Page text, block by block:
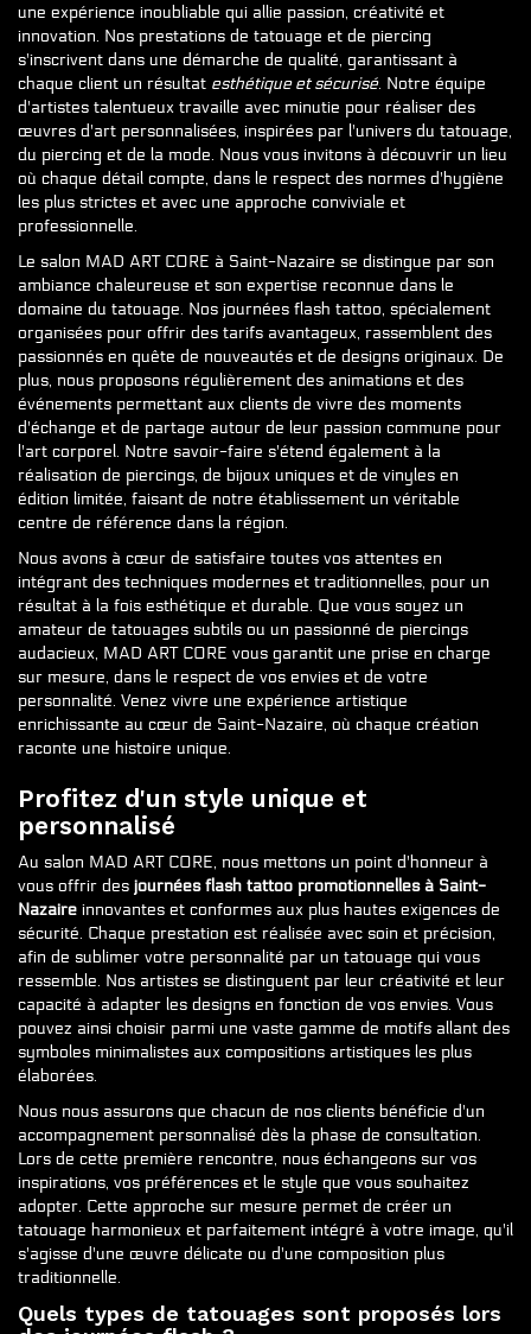
une expérience inoubliable qui allie passion, créativité et
innovation. Nos prestations de tatouage et de piercing
s'inscrivent dans une démarche de qualité, garantissant à
chaque client un résultat esthétique et sécurisé. Notre équipe
d'artistes talentueux travaille avec minutie pour réaliser des
œuvres d'art personnalisées, inspirées par l'univers du tatouage,
du piercing et de la mode. Nous vous invitons à découvrir un lieu
où chaque détail compte, dans le respect des normes d'hygiène
les plus strictes et avec une approche conviviale et
professionnelle.
Le salon MAD ART CORE à Saint-Nazaire se distingue par son
ambiance chaleureuse et son expertise reconnue dans le
domaine du tatouage. Nos journées flash tattoo, spécialement
organisées pour offrir des tarifs avantageux, rassemblent des
passionnés en quête de nouveautés et de designs originaux. De
plus, nous proposons régulièrement des animations et des
événements permettant aux clients de vivre des moments
d'échange et de partage autour de leur passion commune pour
l'art corporel. Notre savoir-faire s'étend également à la
réalisation de piercings, de bijoux uniques et de vinyles en
édition limitée, faisant de notre établissement un véritable
centre de référence dans la région.
Nous avons à cœur de satisfaire toutes vos attentes en
intégrant des techniques modernes et traditionnelles, pour un
résultat à la fois esthétique et durable. Que vous soyez un
amateur de tatouages subtils ou un passionné de piercings
audacieux, MAD ART CORE vous garantit une prise en charge
sur mesure, dans le respect de vos envies et de votre
personnalité. Venez vivre une expérience artistique
enrichissante au cœur de Saint-Nazaire, où chaque création
raconte une histoire unique.
Profitez d'un style unique et
personnalisé
Au salon MAD ART CORE, nous mettons un point d'honneur à
vous offrir des journées flash tattoo promotionnelles à Saint-
Nazaire innovantes et conformes aux plus hautes exigences de
sécurité. Chaque prestation est réalisée avec soin et précision,
afin de sublimer votre personnalité par un tatouage qui vous
ressemble. Nos artistes se distinguent par leur créativité et leur
capacité à adapter les designs en fonction de vos envies. Vous
pouvez ainsi choisir parmi une vaste gamme de motifs allant des
symboles minimalistes aux compositions artistiques les plus
élaborées.
Nous nous assurons que chacun de nos clients bénéficie d'un
accompagnement personnalisé dès la phase de consultation.
Lors de cette première rencontre, nous échangeons sur vos
inspirations, vos préférences et le style que vous souhaitez
adopter. Cette approche sur mesure permet de créer un
tatouage harmonieux et parfaitement intégré à votre image, qu'il
s'agisse d'une œuvre délicate ou d'une composition plus
traditionnelle.
Quels types de tatouages sont proposés lors